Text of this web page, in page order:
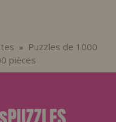
»
Puzzles de 1000
pièces